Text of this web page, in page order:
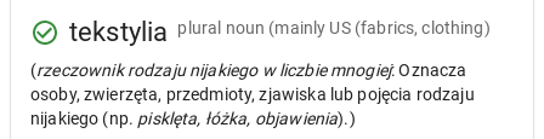
tekstylia plural noun (mainly US (fabrics, clothing)
(rzeczownik rodzaju nijakiego w liczbie mnogiej: Oznacza
osoby, zwierzęta, przedmioty, zjawiska lub pojęcia rodzaju
nijakiego (np. pisklęta, łóżka, objawienia).)